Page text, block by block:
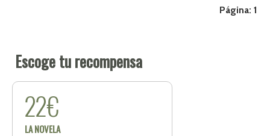
Página: 1
Escoge tu recompensa
22€
LA NOVELA